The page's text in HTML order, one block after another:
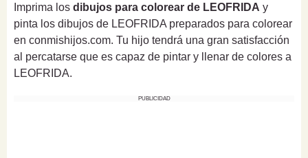
Imprima los dibujos para colorear de LEOFRIDA y
pinta los dibujos de LEOFRIDA preparados para colorear
en conmishijos.com. Tu hijo tendrá una gran satisfacción
al percatarse que es capaz de pintar y llenar de colores a
LEOFRIDA.
PUBLICIDAD